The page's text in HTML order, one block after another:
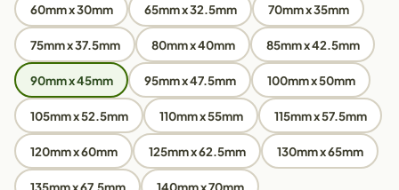
60mm x 30mm 65mm x 32.5mm 70mm x 35mm
75mm x 37.5mm 80mm x 40mm 85mm x 42.5mm
90mm x 45mm 95mm x 47.5mm 100mm x 50mm
105mm x 52.5mm 110mm x 55mm 115mm x 57.5mm
120mm x 60mm 125mm x 62.5mm 130mm x 65mm
135mm x 67.5mm 140mm x 70mm